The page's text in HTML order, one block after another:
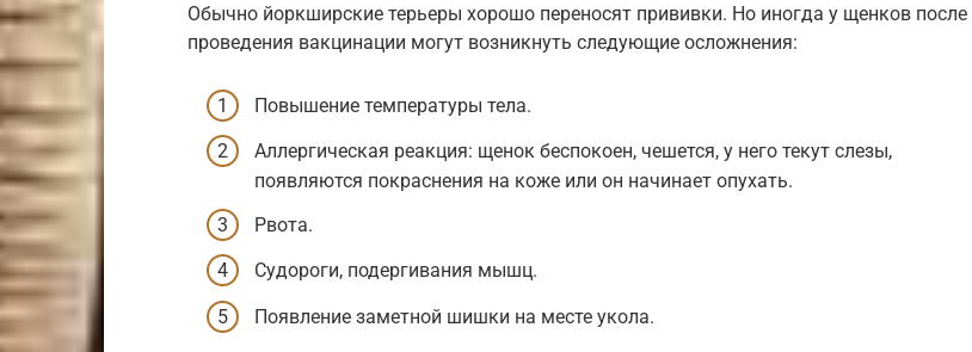
Обычно йоркширские терьеры хорошо переносят прививки. Но иногда у щенков после
проведения вакцинации могут возникнуть следующие осложнения:
Повышение температуры тела.
Аллергическая реакция: щенок беспокоен, чешется, у него текут слезы,
появляются покраснения на коже или он начинает опухать.
Рвота.
Судороги, подергивания мышц.
Появление заметной шишки на месте укола.